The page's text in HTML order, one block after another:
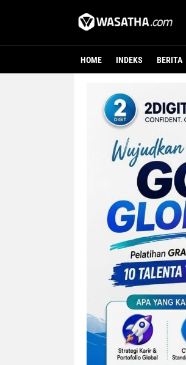
HOME INDEKS BERITA